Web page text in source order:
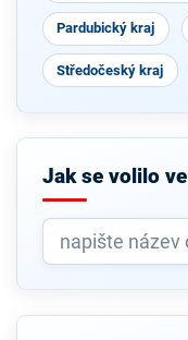
Pardubický kraj
Středočeský kraj
Jak se volilo